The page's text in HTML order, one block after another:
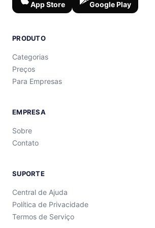
App Store Google Play
PRODUTO
Categorias
Preços
Para Empresas
EMPRESA
Sobre
Contato
SUPORTE
Central de Ajuda
Política de Privacidade
Termos de Serviço